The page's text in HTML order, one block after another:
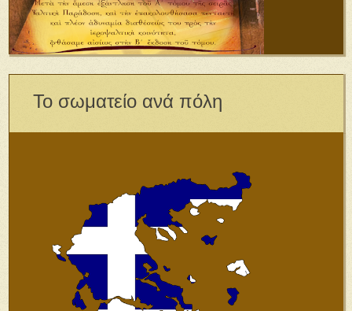
Το σωματείο ανά πόλη